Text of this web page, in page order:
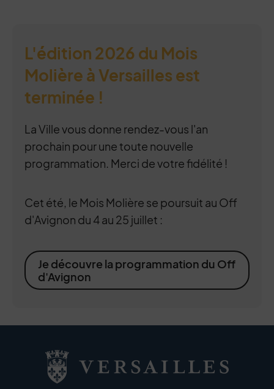
L'édition 2026 du Mois
Molière à Versailles est
terminée !
La Ville vous donne rendez-vous l'an
prochain pour une toute nouvelle
programmation. Merci de votre fidélité !
Cet été, le Mois Molière se poursuit au Off
d'Avignon du 4 au 25 juillet :
Je découvre la programmation du Off
d'Avignon